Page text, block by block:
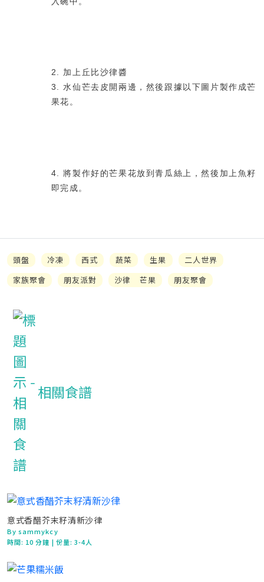
2. 加上丘比沙律醬
3. 水仙芒去皮開兩邊，然後跟據以下圖片製作成芒
果花。
4. 將製作好的芒果花放到青瓜絲上，然後加上魚籽
即完成。
頭盤 冷凍 西式 蔬菜 生果
二人世界
家族聚會
朋友派對 沙律 芒果 朋友聚會
相關食譜
意式香醋芥末籽清新沙律
By sammykcy
時間: 10 分鐘 | 份量: 3-4人